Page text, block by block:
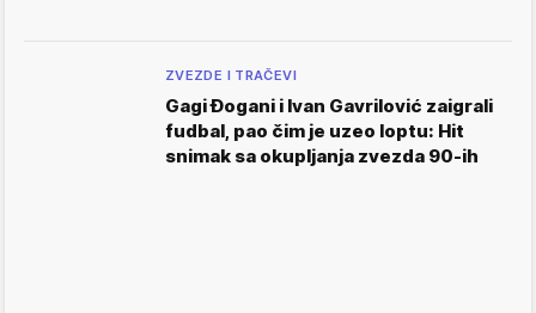
ZVEZDE I TRAČEVI
Gagi Đogani i Ivan Gavrilović zaigrali
fudbal, pao čim je uzeo loptu: Hit
snimak sa okupljanja zvezda 90-ih